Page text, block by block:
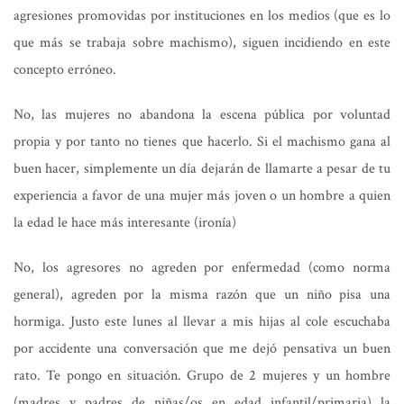
agresiones promovidas por instituciones en los medios (que es lo
que más se trabaja sobre machismo), siguen incidiendo en este
concepto erróneo.
No, las mujeres no abandona la escena pública por voluntad
propia y por tanto no tienes que hacerlo. Si el machismo gana al
buen hacer, simplemente un día dejarán de llamarte a pesar de tu
experiencia a favor de una mujer más joven o un hombre a quien
la edad le hace más interesante (ironía)
No, los agresores no agreden por enfermedad (como norma
general), agreden por la misma razón que un niño pisa una
hormiga. Justo este lunes al llevar a mis hijas al cole escuchaba
por accidente una conversación que me dejó pensativa un buen
rato. Te pongo en situación. Grupo de 2 mujeres y un hombre